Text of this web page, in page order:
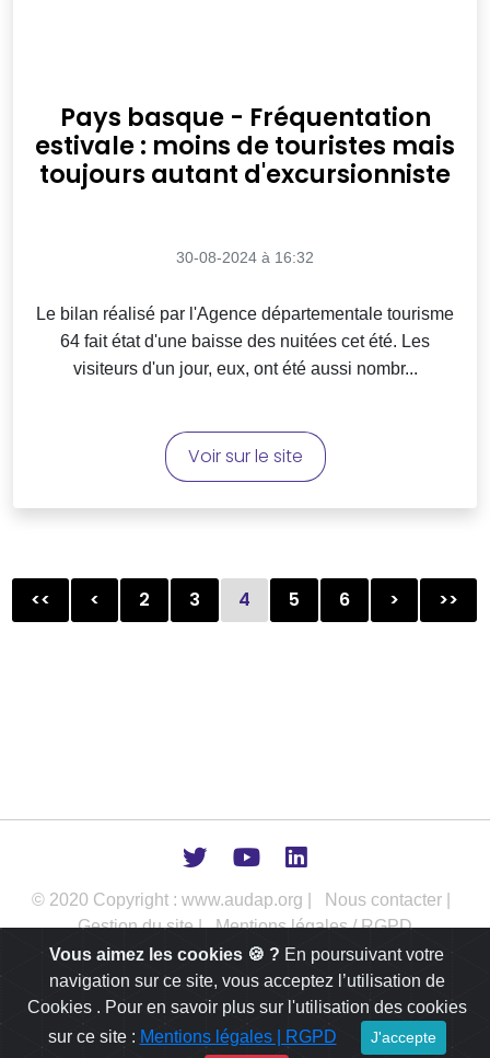
Pays basque - Fréquentation
estivale : moins de touristes mais
toujours autant d'excursionniste
30-08-2024 à 16:32
Le bilan réalisé par l'Agence départementale tourisme
64 fait état d'une baisse des nuitées cet été. Les
visiteurs d'un jour, eux, ont été aussi nombr...
Voir sur le site
<< < 2 3 4 5 6 > >>
© 2020 Copyright : www.audap.org |
Nous contacter |
Gestion du site | Mentions légales / RGPD
L’AUDAP intervient comme outil d’aide à la décision publique dans
les champs de l’urbanisme, de l’aménagement et du
développement des territoires.
Vous aimez les cookies 🍪 ? En poursuivant votre
navigation sur ce site, vous acceptez l’utilisation de
Cookies . Pour en savoir plus sur l'utilisation des cookies
sur ce site : Mentions légales | RGPD J'accepte